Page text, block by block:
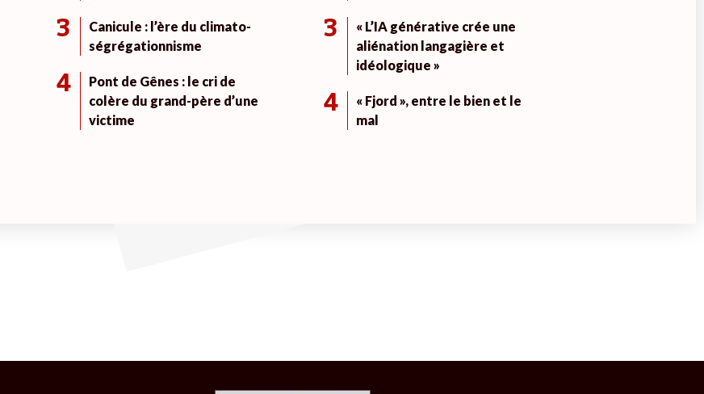
3
Canicule : l’ère du climato-
ségrégationnisme
4
Pont de Gênes : le cri de
colère du grand-père d’une
victime
3
« L’IA générative crée une
aliénation langagière et
idéologique »
4
« Fjord », entre le bien et le
mal